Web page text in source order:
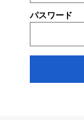
パスワード